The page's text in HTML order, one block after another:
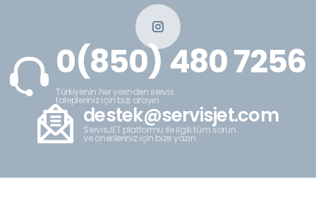
0(850) 480 7256
Türkiyenin her yerinden servis
talepleriniz için bizi arayın.
destek@servisjet.com
ServisJET platformu ile ilgili tüm sorun
ve önerileriniz için bize yazın.